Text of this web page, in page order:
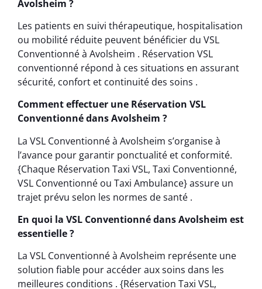
Avolsheim ?
Les patients en suivi thérapeutique, hospitalisation
ou mobilité réduite peuvent bénéficier du VSL
Conventionné à Avolsheim . Réservation VSL
conventionné répond à ces situations en assurant
sécurité, confort et continuité des soins .
Comment effectuer une Réservation VSL
Conventionné dans Avolsheim ?
La VSL Conventionné à Avolsheim s’organise à
l’avance pour garantir ponctualité et conformité.
{Chaque Réservation Taxi VSL, Taxi Conventionné,
VSL Conventionné ou Taxi Ambulance} assure un
trajet prévu selon les normes de santé .
En quoi la VSL Conventionné dans Avolsheim est
essentielle ?
La VSL Conventionné à Avolsheim représente une
solution fiable pour accéder aux soins dans les
meilleures conditions . {Réservation Taxi VSL,